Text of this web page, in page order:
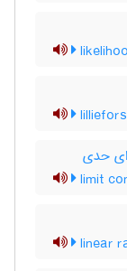
حدی
limit
linear